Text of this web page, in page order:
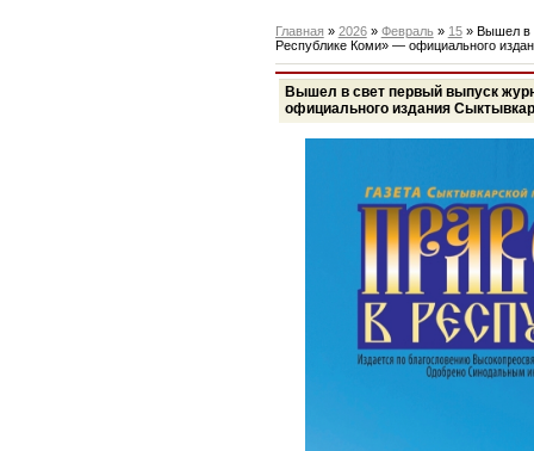
Главная » 2026 » Февраль » 15» Вышел в
Республике Коми» — официального
Вышел в свет первый выпуск
официального издания